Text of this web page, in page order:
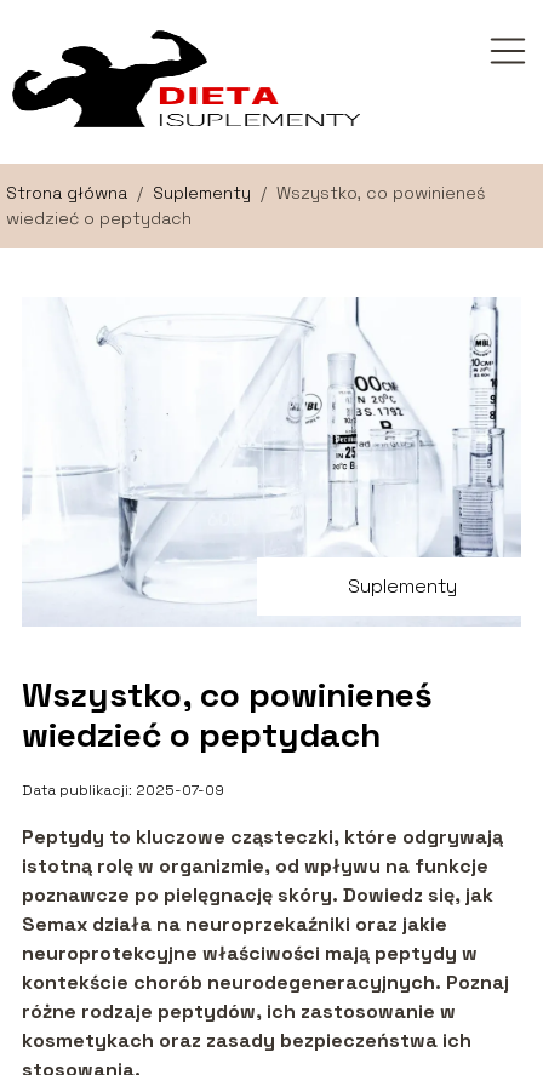
Strona główna / Suplementy / Wszystko, co powinieneś
wiedzieć o peptydach
Suplementy
Wszystko, co powinieneś
wiedzieć o peptydach
Data publikacji: 2025-07-09
Peptydy to kluczowe cząsteczki, które odgrywają
istotną rolę w organizmie, od wpływu na funkcje
poznawcze po pielęgnację skóry. Dowiedz się, jak
Semax działa na neuroprzekaźniki oraz jakie
neuroprotekcyjne właściwości mają peptydy w
kontekście chorób neurodegeneracyjnych. Poznaj
różne rodzaje peptydów, ich zastosowanie w
kosmetykach oraz zasady bezpieczeństwa ich